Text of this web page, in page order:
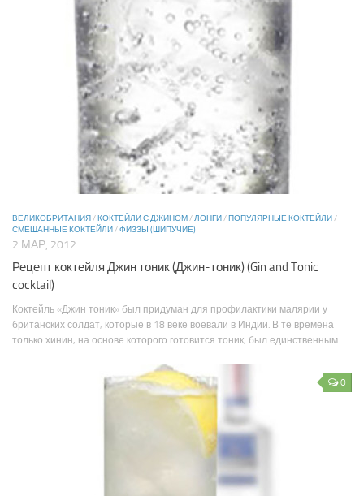
ВЕЛИКОБРИТАНИЯ/КОКТЕЙЛИ С ДЖИНОМ/ЛОНГИ/ПОПУЛЯРНЫЕ КОКТЕЙЛИ/
СМЕШАННЫЕ КОКТЕЙЛИ/ФИЗЗЫ (ШИПУЧИЕ)
2 МАР, 2012
Рецепт коктейля Джин тоник (Джин-тоник) (Gin and Tonic
cocktail)
Коктейль «Джин тоник» был придуман для профилактики малярии у
британских солдат, которые в 18 веке воевали в Индии. В те времена
только хинин, на основе которого готовится тоник, был единственным...
0